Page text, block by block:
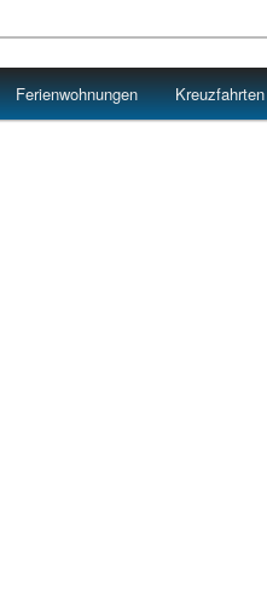
Ferienwohnungen Kreuzfahrten